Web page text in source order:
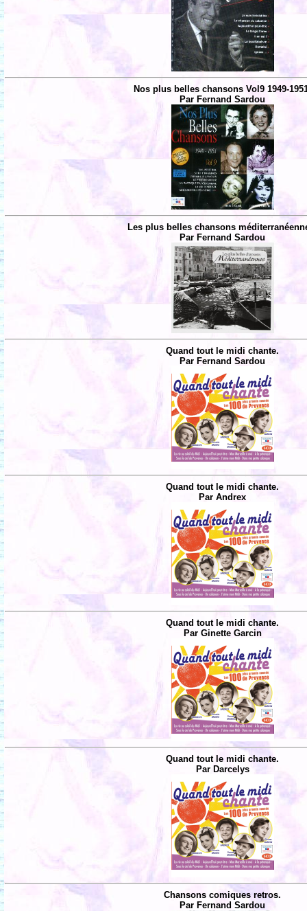
Nos plus belles chansons Vol9 1949-
Par Fernand Sardou
Les plus belles chansons
Par Fernand Sardou
Quand tout le midi chante.
Par Fernand Sardou
Quand tout le midi chante.
Par Andrex
Quand tout le midi chante.
Par Ginette Garcin
Quand tout le midi chante.
Par Darcelys
Chansons comiques retros.
Par Fernand Sardou